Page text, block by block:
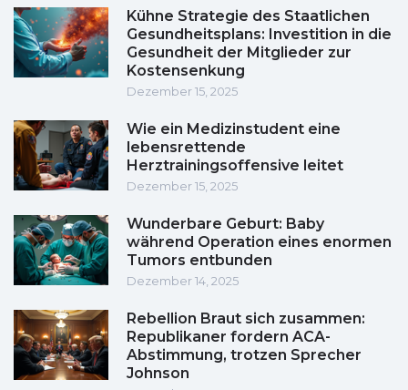
Kühne Strategie des Staatlichen
Gesundheitsplans: Investition in die
Gesundheit der Mitglieder zur
Kostensenkung
Dezember 15, 2025
Wie ein Medizinstudent eine
lebensrettende
Herztrainingsoffensive leitet
Dezember 15, 2025
Wunderbare Geburt: Baby
während Operation eines enormen
Tumors entbunden
Dezember 14, 2025
Rebellion Braut sich zusammen:
Republikaner fordern ACA-
Abstimmung, trotzen Sprecher
Johnson